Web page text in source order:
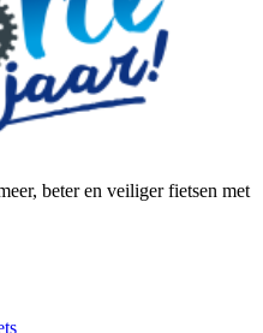
beter en veiliger fietsen met